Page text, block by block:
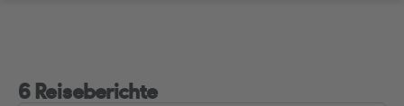
6 Reiseberichte